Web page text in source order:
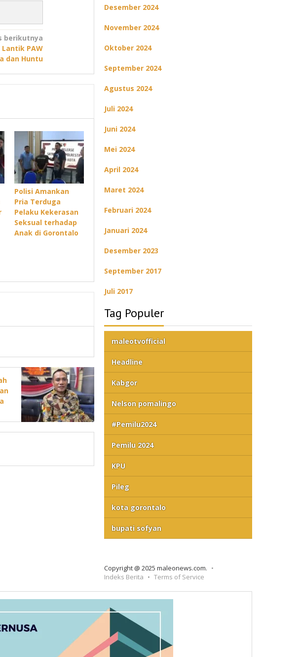
berikutnya
PAW
dan Huntu
Polisi Amankan
Pria Terduga
Pelaku Kekerasan
Seksual terhadap
Anak di Gorontalo
Desember 2024
November 2024
Oktober 2024
September 2024
Agustus 2024
Juli 2024
Juni 2024
Mei 2024
April 2024
Maret 2024
Februari 2024
Januari 2024
Desember 2023
September 2017
Juli 2017
Tag Populer
maleotvofficial
Headline
Kabgor
Nelson pomalingo
#Pemilu2024
Pemilu 2024
KPU
Pileg
kota gorontalo
bupati sofyan
Copyright @ 2025 maleonews.com.
Indeks Berita
Terms of Service